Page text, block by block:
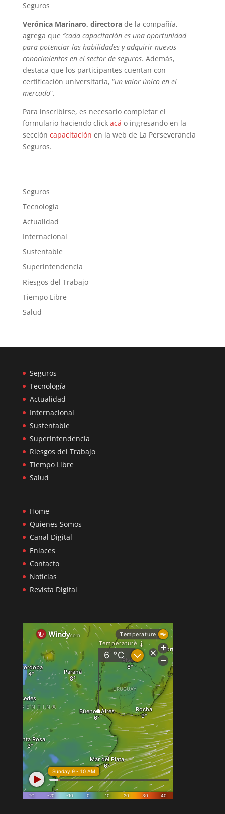
Seguros
Verónica Marinaro, directorade la compañía,
agrega que “cada capacitación es una oportunidad
para potenciar las habilidades y adquirir nuevos
conocimientos en el sector de seguros. Además,
destaca que los participantes cuentan con
certificación universitaria, “un valor único en el
mercado”.
Para inscribirse, es necesario completar el
formulario haciendo click acá o ingresando en la
sección capacitación en la web de La Perseverancia
Seguros.
Seguros
Tecnología
Actualidad
Internacional
Sustentable
Superintendencia
Riesgos del Trabajo
Tiempo Libre
Salud
Seguros
Tecnología
Actualidad
Internacional
Sustentable
Superintendencia
Riesgos del Trabajo
Tiempo Libre
Salud
Home
Quienes Somos
Canal Digital
Enlaces
Contacto
Noticias
Revista Digital